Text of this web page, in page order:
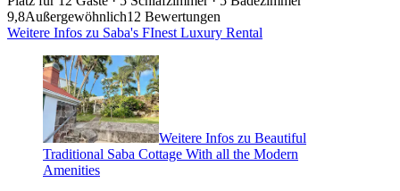
9,8Außergewöhnlich12 Bewertungen
Weitere Infos zu Saba's FInest Luxury Rental
Weitere Infos zu Beautiful
Traditional Saba Cottage With all the Modern
Amenities